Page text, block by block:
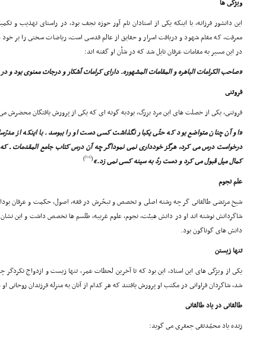
ویژگى ها
این دانشور فرزانه، با اینکه یکى از استادان نام آور حوزه نجف بود، در راستاى تهذیب و
معرفت، که مقام شهود و دریافت اسرار و حقایق از عالم قدسى است، ریاضات سختى را بر خود
در این مسیر به مقامات عرفان نایل شد که در شأن او گفته اند:
«صاحب الکرامات الباهره و المقامات المشهوره. داراى کرامات آشکار و درجات معنوى
فروتنى
فروتنى، یکى از خصلت هاى این مرد بزرگ، بودبه گونه اى که یکى از پرورش یافتگان محضرش
«او آن چنان متواضع بود که حتّى یکبار نگذاشت کسى دست او را ببوسد. با اینکه از
درخواست درس مى کرد، هرگز خوددارى نمى نموداگر چه آن درس کتاب جامع المقدمات ـ که
کمال میل قبول مى کرد و دست ردّ به سینه کسى نمى زد.»(
[14]
)
علم نجوم
شیخ مرتضى طالقانى گر چه رشته اصلى و تخصص و تبحّرش در فقه، اصول، حکمت و عرفان بودامّا
شاگردانش نوشته اند او در دانش هیئت، نجوم، علوم غربیه، طلسم ها تخصص داشت و این
دانش هاى گوناگون بود.
تنها زیستن
یکى از ویژگى هاى این استاد، این بود که تا آخرین لحظات عمر، تنها زیست و ازدواج نکردگر
شد، شاگردان فراوانى در مکتب او پرورش یافتند که هر کدام از آنان به منزله فرزندان روحانى
طالقانى در یاد طالقانى
زنده یاد محمّدتقى جعفرى مى گوید: